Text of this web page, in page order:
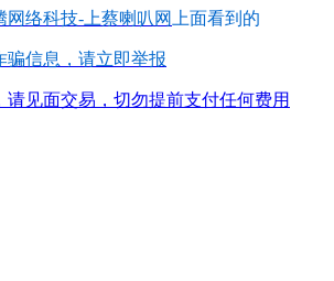
网络科技-上蔡喇叭网 上面看到的
骗信息，请立即举报
请见面交易，切勿提前支付任何费用